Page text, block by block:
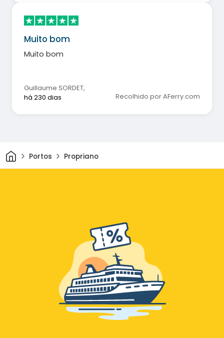
Muito bom
Muito bom
Guillaume SORDET,
há 230 dias
Recolhido por AFerry.com
CasaPortos Propriano